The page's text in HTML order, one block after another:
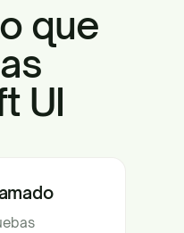
que
UI